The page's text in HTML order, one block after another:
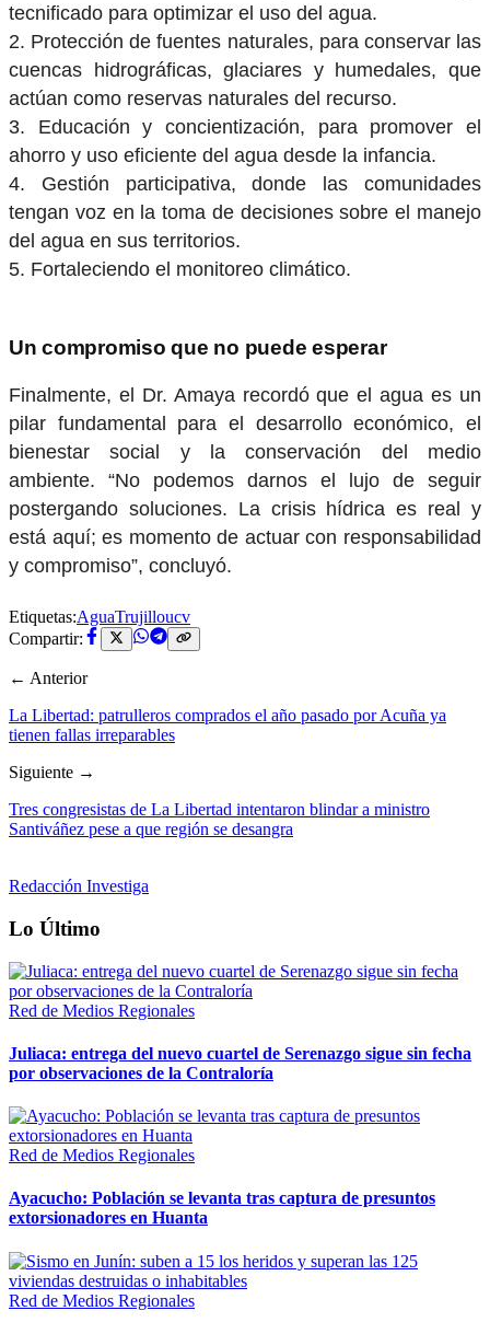
tecnificado para optimizar el uso del agua.
2. Protección de fuentes naturales, para conservar las
cuencas hidrográficas, glaciares y humedales, que
actúan como reservas naturales del recurso.
3. Educación y concientización, para promover el
ahorro y uso eficiente del agua desde la infancia.
4. Gestión participativa, donde las comunidades
tengan voz en la toma de decisiones sobre el manejo
del agua en sus territorios.
5. Fortaleciendo el monitoreo climático.
Un compromiso que no puede esperar
Finalmente, el Dr. Amaya recordó que el agua es un
pilar fundamental para el desarrollo económico, el
bienestar social y la conservación del medio
ambiente. “No podemos darnos el lujo de seguir
postergando soluciones. La crisis hídrica es real y
está aquí; es momento de actuar con responsabilidad
y compromiso”, concluyó.
Etiquetas:AguaTrujilloucv
Compartir:
← Anterior
La Libertad: patrulleros comprados el año pasado por Acuña ya
tienen fallas irreparables
Siguiente →
Tres congresistas de La Libertad intentaron blindar a ministro
Santiváñez pese a que región se desangra
Redacción Investiga
Lo Último
Red de Medios Regionales
Juliaca: entrega del nuevo cuartel de Serenazgo sigue sin fecha
por observaciones de la Contraloría
Red de Medios Regionales
Ayacucho: Población se levanta tras captura de presuntos
extorsionadores en Huanta
Red de Medios Regionales